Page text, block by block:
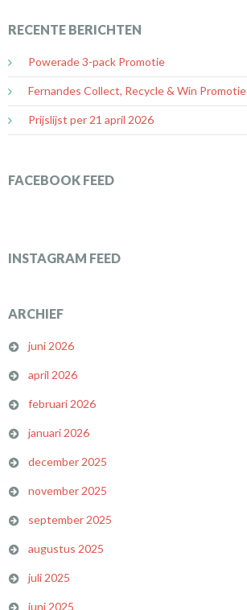
RECENTE BERICHTEN
Powerade 3-pack Promotie
Fernandes Collect, Recycle & Win Promotie
Prijslijst per 21 april 2026
FACEBOOK FEED
INSTAGRAM FEED
ARCHIEF
juni 2026
april 2026
februari 2026
januari 2026
december 2025
november 2025
september 2025
augustus 2025
juli 2025
juni 2025